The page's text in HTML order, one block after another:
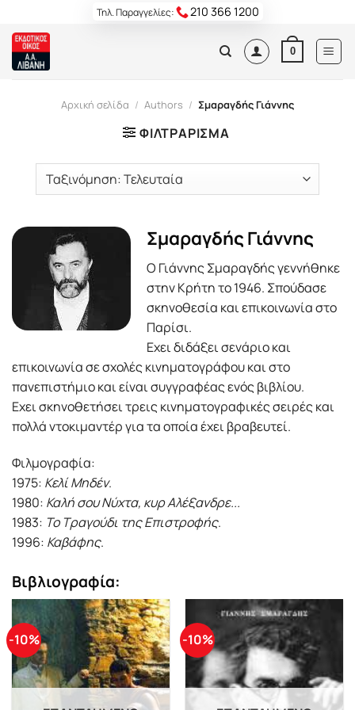
content
Τηλ. Παραγγελίες: 210 366 1200
0
Αρχική σελίδα / Authors / Σμαραγδής Γιάννης
ΦΙΛΤΡΆΡΙΣΜΑ
Σμαραγδής Γιάννης
Ο Γιάννης Σμαραγδής γεννήθηκε
στην Κρήτη το 1946. Σπούδασε
σκηνοθεσία και επικοινωνία στο
Παρίσι.
Εχει διδάξει σενάριο και
επικοινωνία σε σχολές κινηματογράφου και στο
πανεπιστήμιο και είναι συγγραφέας ενός βιβλίου.
Εχει σκηνοθετήσει τρεις κινηματογραφικές σειρές και
πολλά ντοκιμαντέρ για τα οποία έχει βραβευτεί.
Φιλμογραφία:
1975: Κελί Μηδέν.
1980: Καλή σου Νύχτα, κυρ Αλέξανδρε...
1983: Το Τραγούδι της Επιστροφής.
1996: Καβάφης.
Βιβλιογραφία:
-10% -10%